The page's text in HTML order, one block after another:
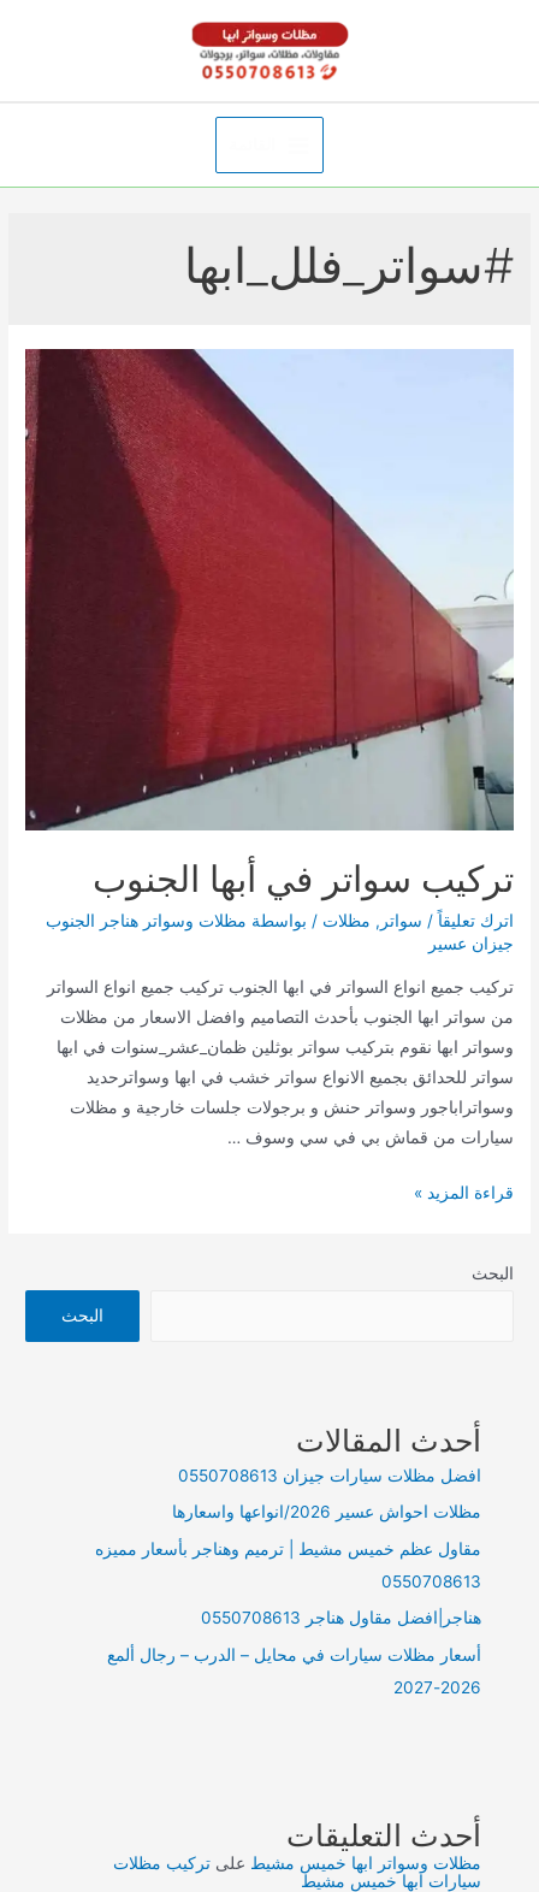
Main
#سواتر_فلل_ابها
تركيب سواتر في أبها الجنوب
اترك تعليقاً / سواتر , مظلات / بواسطة مظلات وسواتر هناجر الجنوب
جيزان عسير
تركيب جميع انواع السواتر في ابها الجنوب تركيب جميع انواع السواتر
من سواتر ابها الجنوب بأحدث التصاميم وافضل الاسعار من مظلات
وسواتر ابها نقوم بتركيب سواتر بوثلين ظمان_عشر_سنوات في ابها
سواتر للحدائق بجميع الانواع سواتر خشب في ابها وسواترحديد
وسواتراباجور وسواتر حنش و برجولات جلسات خارجية و مظلات
سيارات من قماش بي في سي وسوف …
تركيب
أبها
قراءة المزيد »
البحث
البحث
أحدث المقالات
افضل مظلات سيارات جيزان 0550708613
مظلات احواش عسير 2026/انواعها واسعارها
مقاول عظم خميس مشيط | ترميم وهناجر بأسعار مميزه
0550708613
هناجر|افضل مقاول هناجر 0550708613
أسعار مظلات سيارات في محايل – الدرب – رجال ألمع
2026-2027
أحدث التعليقات
مظلات وسواتر ابها خميس مشيط علىتركيب مظلات
سيارات ابها خميس مشيط